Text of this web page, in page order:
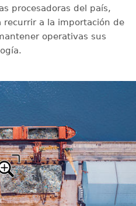
procesadoras del país,
recurrir a la importación de
operativas sus